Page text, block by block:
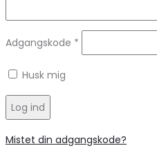
Adgangskode *
Husk mig
Log ind
Mistet din adgangskode?